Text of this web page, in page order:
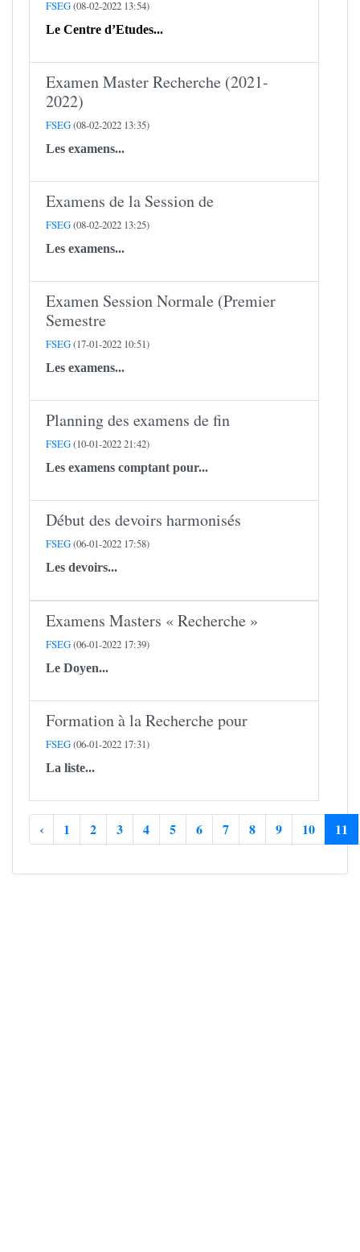
FSEG(08-02-2022 13:54)
Le Centre d’Etudes...
Examen Master Recherche (2021-
2022)
FSEG(08-02-2022 13:35)
Les examens...
Examens de la Session de
FSEG(08-02-2022 13:25)
Les examens...
Examen Session Normale (Premier
Semestre
FSEG(17-01-2022 10:51)
Les examens...
Planning des examens de fin
FSEG(10-01-2022 21:42)
Les examens comptant pour...
Début des devoirs harmonisés
FSEG(06-01-2022 17:58)
Les devoirs...
Examens Masters « Recherche »
FSEG(06-01-2022 17:39)
Le Doyen...
Formation à la Recherche pour
FSEG(06-01-2022 17:31)
La liste...
‹ 1 2 3 4 5 6 7 8 9 10 11